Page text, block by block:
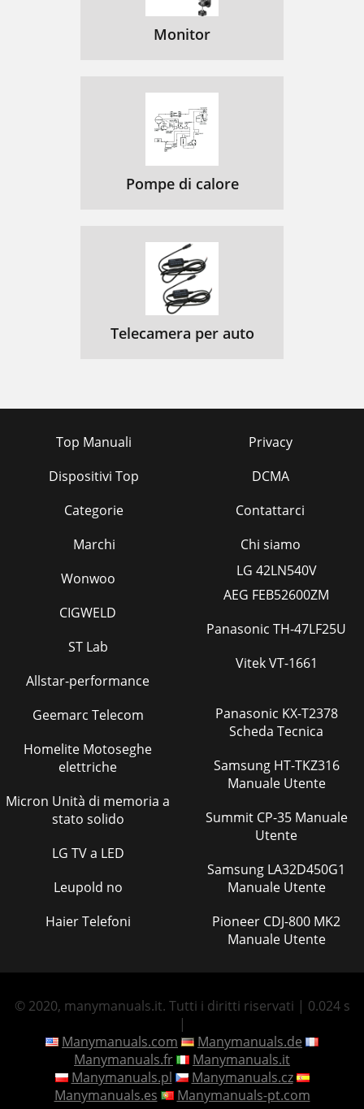
Monitor
Pompe di calore
Telecamera per auto
Top Manuali
Dispositivi Top
Categorie
Marchi
Privacy
DCMA
Contattarci
Chi siamo
Wonwoo
CIGWELD
ST Lab
Allstar-performance
Geemarc Telecom
Homelite Motoseghe
elettriche
Micron Unità di memoria a
stato solido
LG TV a LED
Leupold no
Haier Telefoni
LG 42LN540V
AEG FEB52600ZM
Panasonic TH-47LF25U
Vitek VT-1661
Panasonic KX-T2378
Scheda Tecnica
Samsung HT-TKZ316
Manuale Utente
Summit CP-35 Manuale
Utente
Samsung LA32D450G1
Manuale Utente
Pioneer CDJ-800 MK2
Manuale Utente
© 2020, manymanuals.it. Tutti i diritti riservati | 0.024 s
|
Manymanuals.com
Manymanuals.de
Manymanuals.fr
Manymanuals.it
Manymanuals.pl
Manymanuals.cz
Manymanuals.es
Manymanuals-pt.com